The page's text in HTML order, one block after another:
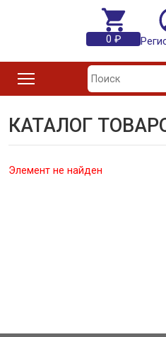
0 ₽
КАТАЛОГ
Элемент не найден